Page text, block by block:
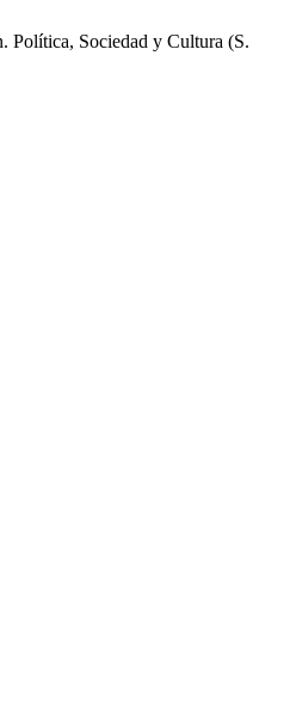
Política, Sociedad y Cultura (S.